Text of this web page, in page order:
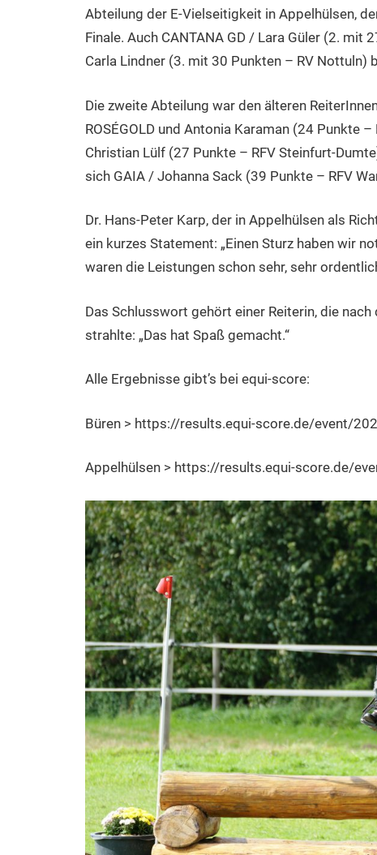
Abteilung der E-Vielseitigkeit in Appelhülsen,
Finale. Auch CANTANA GD / Lara Güler (2. mit
Carla Lindner (3. mit 30 Punkten – RV
Die zweite Abteilung war den älteren
ROSÉGOLD und Antonia Karaman (24 Punkte
Christian Lülf (27 Punkte – RFV Steinfurt-
sich GAIA / Johanna Sack (39 Punkte – RFV
Dr. Hans-Peter Karp, der in Appelhülsen als
ein kurzes Statement: „Einen Sturz haben wir
waren die Leistungen schon sehr, sehr
Das Schlusswort gehört einer Reiterin, die
strahlte: „Das hat Spaß gemacht.“
Alle Ergebnisse gibt’s bei equi-score:
Büren > https://results.equi-score.de/event/
Appelhülsen > https://results.equi-score.de/